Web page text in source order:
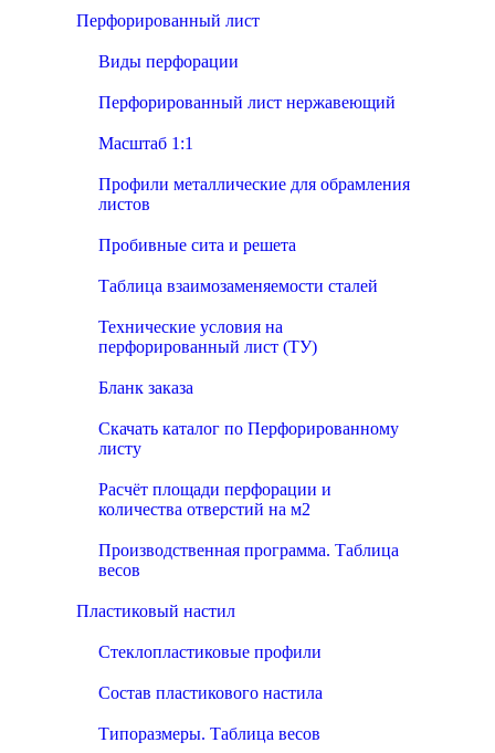
Перфорированный лист
Виды перфорации
Перфорированный лист нержавеющий
Масштаб 1:1
Профили металлические для обрамления
листов
Пробивные сита и решета
Таблица взаимозаменяемости сталей
Технические условия на
перфорированный лист (ТУ)
Бланк заказа
Скачать каталог по Перфорированному
листу
Расчёт площади перфорации и
количества отверстий на м2
Производственная программа. Таблица
весов
Пластиковый настил
Стеклопластиковые профили
Состав пластикового настила
Типоразмеры. Таблица весов